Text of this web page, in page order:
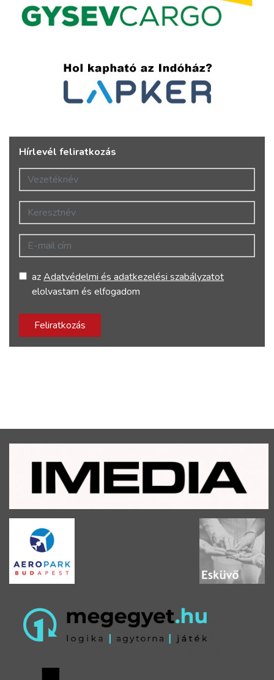
Hírlevél feliratkozás
Vezetéknév
Keresztnév
E-mail cím
azAdatvédelmi és adatkezelési szabályzatot
elolvastam és elfogadom
Feliratkozás